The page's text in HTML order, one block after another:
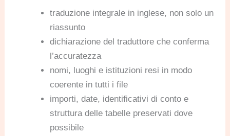
traduzione integrale in inglese, non solo un
riassunto
dichiarazione del traduttore che conferma
l’accuratezza
nomi, luoghi e istituzioni resi in modo
coerente in tutti i file
importi, date, identificativi di conto e
struttura delle tabelle preservati dove
possibile